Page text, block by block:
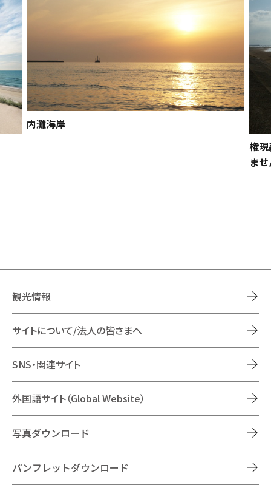
内灘海岸
権
ま
観光情報
サイトについて/法人の皆さまへ
SNS・関連サイト
外国語サイト（Global Website）
写真ダウンロード
パンフレットダウンロード